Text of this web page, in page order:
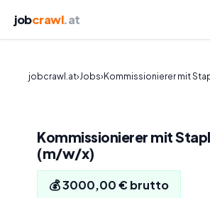
jobcrawl.at
jobcrawl.at›Jobs›Kommissionierer mit
Kommissionierer mit
(m/w/x)
💰 3000,00 € brutto